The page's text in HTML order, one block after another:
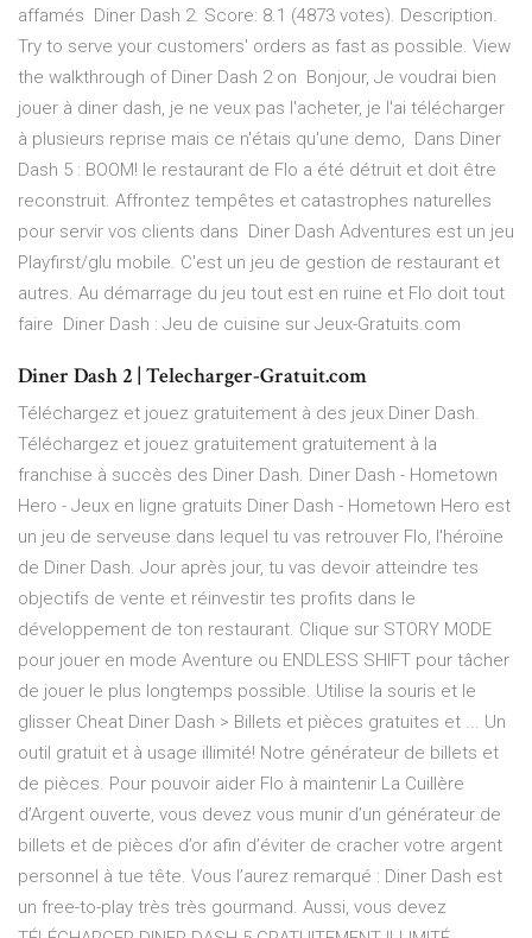
affamés Diner Dash 2. Score: 8.1 (4873 votes). Description.
Try to serve your customers' orders as fast as possible. View
the walkthrough of Diner Dash 2 on Bonjour, Je voudrai bien
jouer à diner dash, je ne veux pas l'acheter, je l'ai télécharger
à plusieurs reprise mais ce n'étais qu'une demo, Dans Diner
Dash 5 : BOOM! le restaurant de Flo a été détruit et doit être
reconstruit. Affrontez tempêtes et catastrophes naturelles
pour servir vos clients dans Diner Dash Adventures est un jeu
Playfirst/glu mobile. C'est un jeu de gestion de restaurant et
autres. Au démarrage du jeu tout est en ruine et Flo doit tout
faire Diner Dash : Jeu de cuisine sur Jeux-Gratuits.com
Diner Dash 2 | Telecharger-Gratuit.com
Téléchargez et jouez gratuitement à des jeux Diner Dash.
Téléchargez et jouez gratuitement gratuitement à la
franchise à succès des Diner Dash. Diner Dash - Hometown
Hero - Jeux en ligne gratuits Diner Dash - Hometown Hero est
un jeu de serveuse dans lequel tu vas retrouver Flo, l'héroïne
de Diner Dash. Jour après jour, tu vas devoir atteindre tes
objectifs de vente et réinvestir tes profits dans le
développement de ton restaurant. Clique sur STORY MODE
pour jouer en mode Aventure ou ENDLESS SHIFT pour tâcher
de jouer le plus longtemps possible. Utilise la souris et le
glisser Cheat Diner Dash > Billets et pièces gratuites et ... Un
outil gratuit et à usage illimité! Notre générateur de billets et
de pièces. Pour pouvoir aider Flo à maintenir La Cuillère
d’Argent ouverte, vous devez vous munir d’un générateur de
billets et de pièces d’or afin d’éviter de cracher votre argent
personnel à tue tête. Vous l’aurez remarqué : Diner Dash est
un free-to-play très très gourmand. Aussi, vous devez